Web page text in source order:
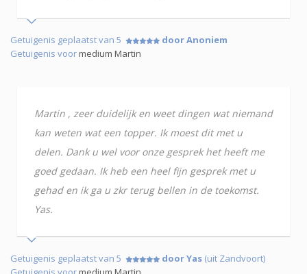
Getuigenis geplaatst van 5
door Anoniem
Getuigenis voormedium Martin
Martin , zeer duidelijk en weet dingen wat niemand
kan weten wat een topper. Ik moest dit met u
delen. Dank u wel voor onze gesprek het heeft me
goed gedaan. Ik heb een heel fijn gesprek met u
gehad en ik ga u zkr terug bellen in de toekomst.
Yas.
Getuigenis geplaatst van 5 door Yas (uit Zandvoort)